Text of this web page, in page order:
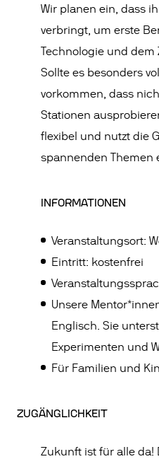
Wir planen ein, dass
verbringt, um erste
Technologie und
Sollte es besonders
vorkommen, dass
Stationen
flexibel und nutzt die
spannenden Themen
INFORMATIONEN
Veranstaltungsort:
Eintritt: kostenfrei
Unsere
Englisch. Sie
Experimenten und
Für Familien und
ZUGÄNGLICHKEIT
Zukunft ist für alle